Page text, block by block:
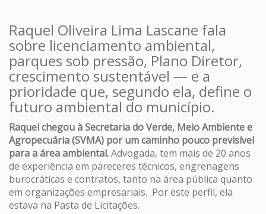
Raquel Oliveira Lima Lascane fala
sobre licenciamento ambiental,
parques sob pressão, Plano Diretor,
crescimento sustentável — e a
prioridade que, segundo ela, define o
futuro ambiental do município.
Raquel chegou à Secretaria do Verde, Meio Ambiente e
Agropecuária (SVMA) por um caminho pouco previsível
para a área ambiental.Advogada, tem mais de 20 anos
de experiência em pareceres técnicos, engrenagens
burocráticas e contratos, tanto na área pública quanto
em organizações empresariais. Por este perfil, ela
estava na Pasta de Licitações.